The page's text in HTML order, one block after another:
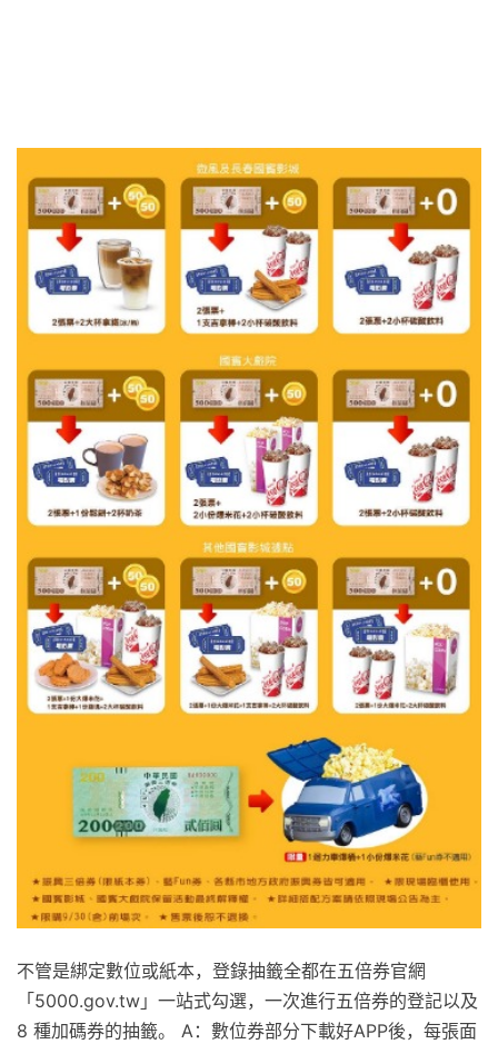
不管是綁定數位或紙本，登錄抽籤全都在五倍券官網
「5000.gov.tw」一站式勾選，一次進行五倍券的登記以及
8 種加碼券的抽籤。 A：數位券部分下載好APP後，每張面